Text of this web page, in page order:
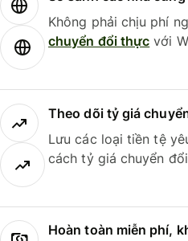
Không phải chịu phí
chuyển đổi thực với
Theo dõi tỷ giá
Lưu các loại tiền tệ
cách tỷ giá chuyển
Hoàn toàn miễn phí,